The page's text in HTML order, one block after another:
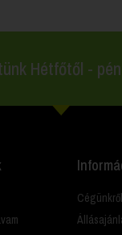
Hétfőtől -
Cégünkről